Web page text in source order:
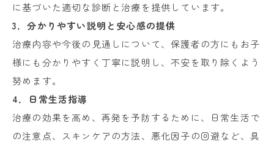
に基づいた適切な診断と治療を提供しています。
3．分かりやすい説明と安心感の提供
治療内容や今後の見通しについて、保護者の方にもお子
様にも分かりやすく丁寧に説明し、不安を取り除くよう
努めます。
4．日常生活指導
治療の効果を高め、再発を予防するために、日常生活で
の注意点、スキンケアの方法、悪化因子の回避など、具